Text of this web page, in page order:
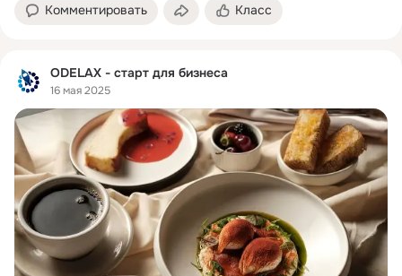
Комментировать Класс
ODELAX - старт для бизнеса
16 мая 2025